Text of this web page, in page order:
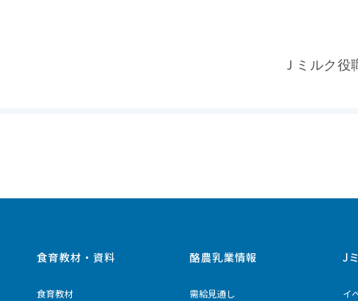
Ｊミルク役
食育教材・資料
食育教材
酪農乳業情報
需給見通し
J
イ